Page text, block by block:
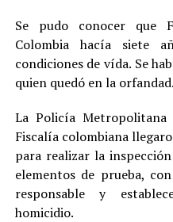
Se pudo conocer que
Colombia hacía siete
condiciones de vída. Se
quien quedó en la orfandad.
La Policía
Fiscalía colombiana
para realizar la
elementos de prueba,
responsable y
homicidio.